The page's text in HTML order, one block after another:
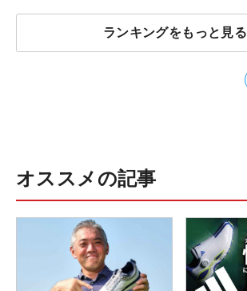
ランキングをもっと見る
オススメの記事